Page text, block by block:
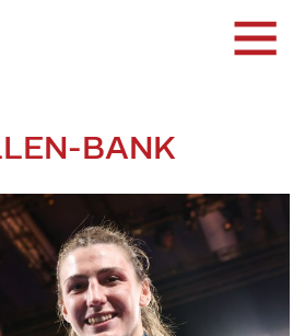
BANK